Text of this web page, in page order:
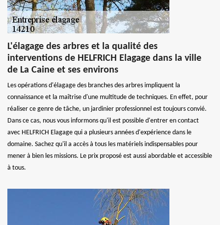
L'élagage des arbres et la qualité des
interventions de HELFRICH Elagage dans la ville
de La Caine et ses environs
Les opérations d'élagage des branches des arbres impliquent la
connaissance et la maîtrise d'une multitude de techniques. En effet, pour
réaliser ce genre de tâche, un jardinier professionnel est toujours convié.
Dans ce cas, nous vous informons qu'il est possible d'entrer en contact
avec HELFRICH Elagage qui a plusieurs années d'expérience dans le
domaine. Sachez qu'il a accès à tous les matériels indispensables pour
mener à bien les missions. Le prix proposé est aussi abordable et accessible
à tous.